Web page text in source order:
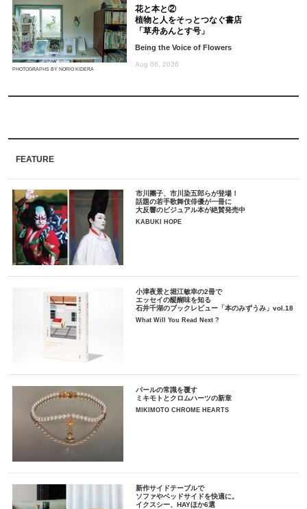
PHOTOGRAPHS BY NORIO KIDERA
花と本と②
植物と人をそっとつなぐ書店
「草舟あんとす号」
Being the Voice of Flowers
Aug 06, 2026
FEATURE
市川團子、市川染五郎らが登場！
話題の若手歌舞伎俳優が一冊に
大反響のビジュアル本が絶賛発売中
KABUKI HOPE
小津夜景と堀江敏幸の2冊で
エッセイの醍醐味を知る
石井千湖のブックレビュー「本のみずうみ」vol.18
What Will You Read Next ?
パールの常識を覆す
ミキモトとクロムハーツの新章
MIKIMOTO CHROME HEARTS
新作サイドテーブルで
ソファやベッドサイドを快適に。
イクスシー、HAYほか6選